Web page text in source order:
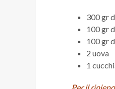
300 gr
100 gr
100 gr
2 uova
1